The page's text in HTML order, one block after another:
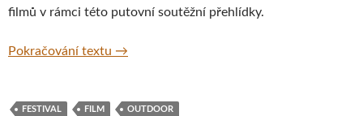
filmů v rámci této putovní soutěžní přehlídky.
Pokračování textu Festival outdoorových filmů 2014
→
FESTIVAL FILM OUTDOOR